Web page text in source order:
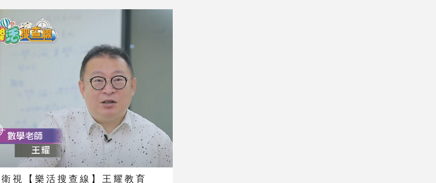
視【樂活搜查線】王耀教育